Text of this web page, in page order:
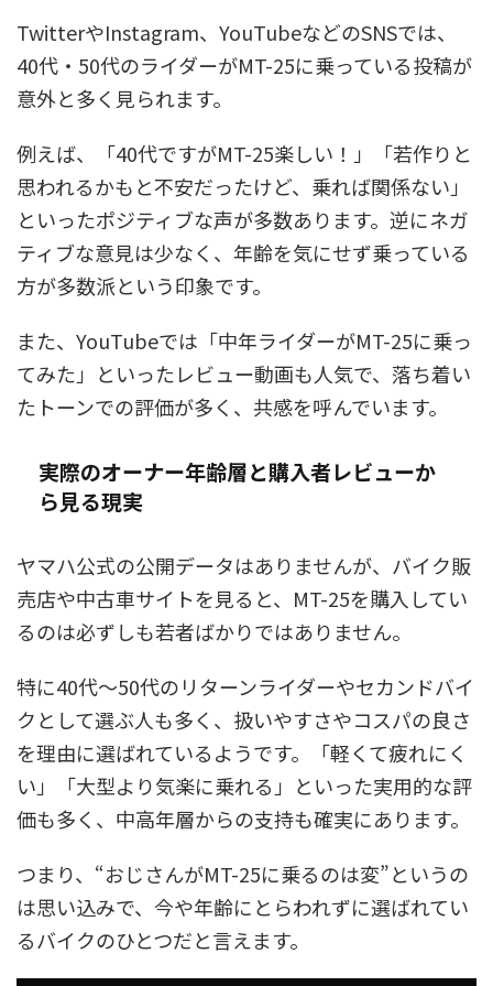
TwitterやInstagram、YouTubeなどのSNSでは、
40代・50代のライダーがMT-25に乗っている投稿が
意外と多く見られます。
例えば、「40代ですがMT-25楽しい！」「若作りと
思われるかもと不安だったけど、乗れば関係ない」
といったポジティブな声が多数あります。逆にネガ
ティブな意見は少なく、年齢を気にせず乗っている
方が多数派という印象です。
また、YouTubeでは「中年ライダーがMT-25に乗っ
てみた」といったレビュー動画も人気で、落ち着い
たトーンでの評価が多く、共感を呼んでいます。
実際のオーナー年齢層と購入者レビューか
ら見る現実
ヤマハ公式の公開データはありませんが、バイク販
売店や中古車サイトを見ると、MT-25を購入してい
るのは必ずしも若者ばかりではありません。
特に40代～50代のリターンライダーやセカンドバイ
クとして選ぶ人も多く、扱いやすさやコスパの良さ
を理由に選ばれているようです。「軽くて疲れにく
い」「大型より気楽に乗れる」といった実用的な評
価も多く、中高年層からの支持も確実にあります。
つまり、“おじさんがMT-25に乗るのは変”というの
は思い込みで、今や年齢にとらわれずに選ばれてい
るバイクのひとつだと言えます。